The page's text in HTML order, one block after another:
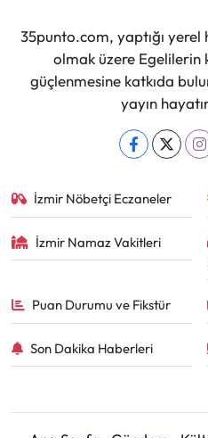
35punto.com, yaptığı
olmak üzere Egelilerin
güçlenmesine katkıda
yayın
İzmir Nöbetçi Eczaneler
İzmir Namaz Vakitleri
Puan Durumu ve Fikstür
Son Dakika Haberleri